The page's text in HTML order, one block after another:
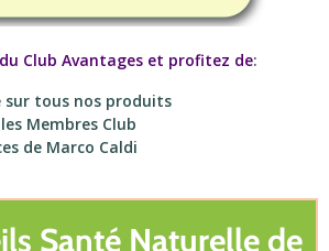
Club Avantages et profitez de:
sur tous nos produits
Membres Club
de Marco Caldi